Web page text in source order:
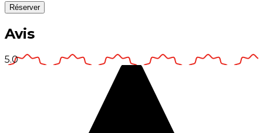
Réserver
Avis
5.0